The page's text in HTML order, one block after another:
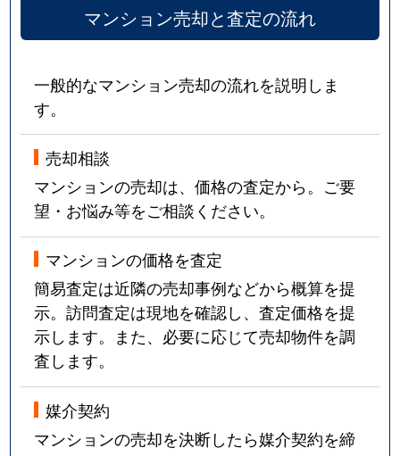
マンション売却と査定の流れ
一般的なマンション売却の流れを説明しま
す。
売却相談
マンションの売却は、価格の査定から。ご要
望・お悩み等をご相談ください。
マンションの価格を査定
簡易査定は近隣の売却事例などから概算を提
示。訪問査定は現地を確認し、査定価格を提
示します。また、必要に応じて売却物件を調
査します。
媒介契約
マンションの売却を決断したら媒介契約を締